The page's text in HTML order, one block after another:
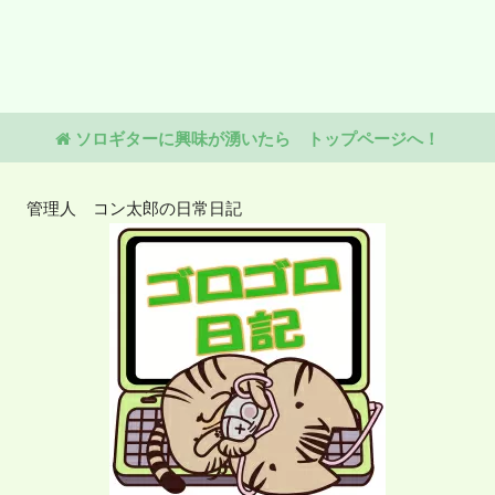
ソロギターに興味が湧いたら トップページへ！
管理人 コン太郎の日常日記